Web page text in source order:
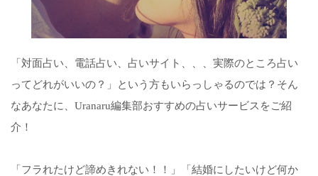
「対面占い、電話占い、占いサイト、、、実際のところ占い
ってどれがいいの？」という方もいらっしゃるのでは？そん
なあなたに、Uranaru編集部おすすめの占いサービスをご紹
介！
「フラれたけど諦めきれない！！」「結婚にしたいけど何か